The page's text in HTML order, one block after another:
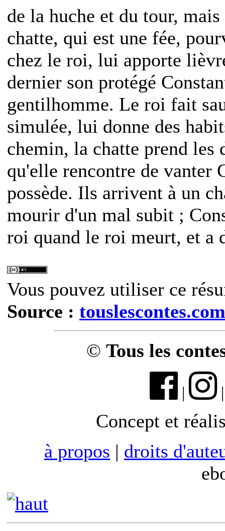
de la huche et du tour,
chatte, qui est une fée,
chez le roi, lui apporte
dernier son protégé
gentilhomme. Le roi fait
simulée, lui donne des
chemin, la chatte prend les
qu'elle rencontre de vanter
possède. Ils arrivent à un
mourir d'un mal subit ;
roi quand le roi meurt, et a
Vous pouvez utiliser ce
Source : touslescontes.com
© Tous les
|
Concept et
à propos | droits